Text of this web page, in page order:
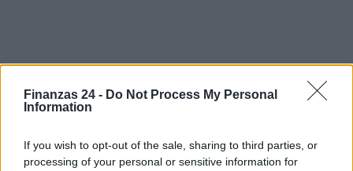
Finanzas 24 - Do Not Process My Personal
Information
If you wish to opt-out of the sale, sharing to third parties, or
processing of your personal or sensitive information for